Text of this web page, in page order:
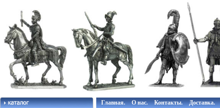
Главная. О нас. Контакты. Доставка.